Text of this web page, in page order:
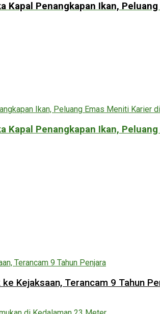
Penangkapan Ikan,
Penangkapan Ikan,
Kejaksaan, Terancam 9 Tahun